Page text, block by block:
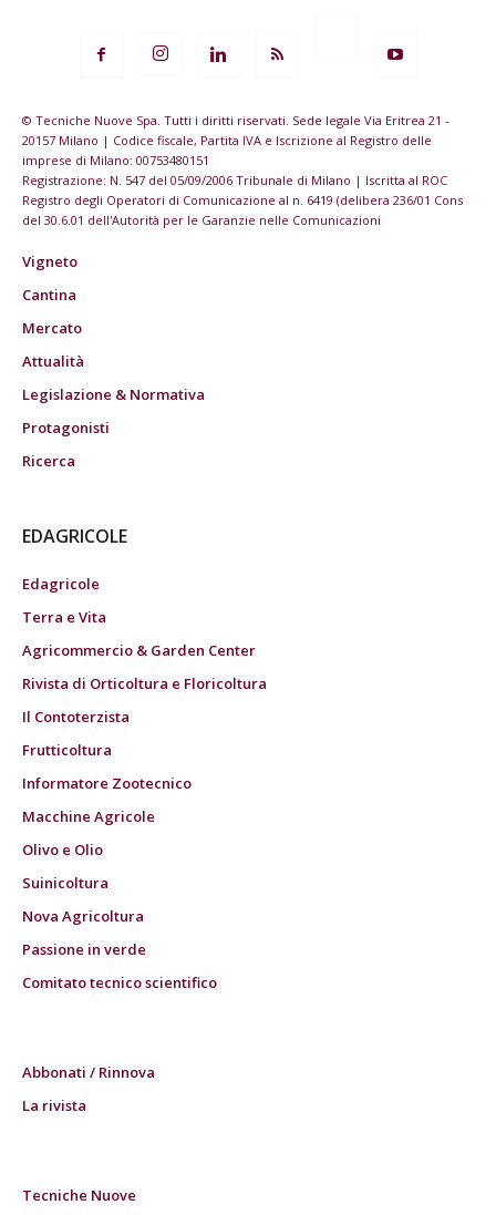
© Tecniche Nuove Spa. Tutti i diritti riservati. Sede legale Via Eritrea 21 -
20157 Milano | Codice fiscale, Partita IVA e Iscrizione al Registro delle
imprese di Milano: 00753480151
Registrazione: N. 547 del 05/09/2006 Tribunale di Milano | Iscritta al ROC
Registro degli Operatori di Comunicazione al n. 6419 (delibera 236/01 Cons
del 30.6.01 dell'Autorità per le Garanzie nelle Comunicazioni
Vigneto
Cantina
Mercato
Attualità
Legislazione & Normativa
Protagonisti
Ricerca
EDAGRICOLE
Edagricole
Terra e Vita
Agricommercio & Garden Center
Rivista di Orticoltura e Floricoltura
Il Contoterzista
Frutticoltura
Informatore Zootecnico
Macchine Agricole
Olivo e Olio
Suinicoltura
Nova Agricoltura
Passione in verde
Comitato tecnico scientifico
Abbonati / Rinnova
La rivista
Tecniche Nuove